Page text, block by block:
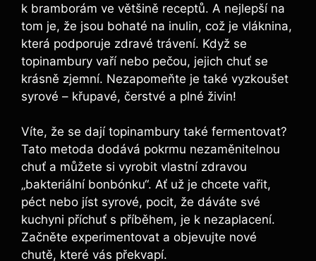
k bramborám ve většině receptů. A nejlepší na
tom je, že jsou bohaté na inulin, což je vláknina,
která podporuje zdravé trávení. Když se
topinambury vaří nebo pečou, jejich chuť se
krásně zjemní. Nezapomeňte je také vyzkoušet
syrové – křupavé, čerstvé a plné živin!
Víte, že se dají topinambury také fermentovat?
Tato metoda dodává pokrmu nezaměnitelnou
chuť a můžete si vyrobit vlastní zdravou
„bakteriální bonbónku“. Ať už je chcete vařit,
péct nebo jíst syrové, pocit, že dáváte své
kuchyni příchuť s příběhem, je k nezaplacení.
Začněte experimentovat a objevujte nové
chutě, které vás překvapí.